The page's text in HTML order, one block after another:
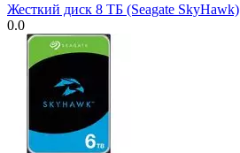
Жесткий диск 8 ТБ (Seagate SkyHawk)
0.0